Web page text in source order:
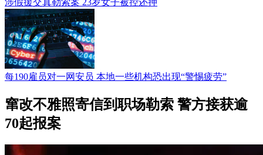
每190雇员对一网安员 本地一些机构恐出现“警惕疲劳”
窜改不雅照寄信到职场勒索 警方接获逾
70起报案